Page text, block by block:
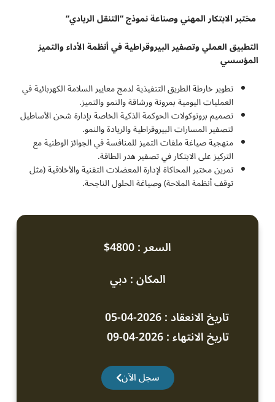
مختبر الابتكار المهني وصناعة نموذج “التنقل الريادي“
التطبيق العملي وتصفير البيروقراطية في أنظمة الأداء والتميز
المؤسسي
تطوير خارطة الطريق التنفيذية لدمج معايير السلامة الكهربائية في
العمليات اليومية بمرونة ورشاقة والنمو والتميز.
تصميم بروتوكولات الحوكمة الذكية الخاصة بإدارة شحن الأساطيل
لتصفير المسارات البيروقراطية والريادة والنمو.
منهجية صياغة ملفات التميز للمنافسة في الجوائز الوطنية مع
التركيز على الابتكار في تصفير هدر الطاقة.
تمرين مختبر المحاكاة لإدارة المعضلات التقنية والأخلاقية (مثل
توقف أنظمة الملاحة) وصياغة الحلول الناجحة.
السعر : 4800$
المكان : دبي
تاريخ الانعقاد : 2026-04-05
تاريخ الانتهاء : 2026-04-09
سجل الآن